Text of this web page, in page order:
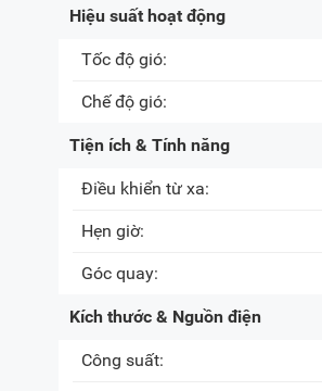
Hiệu suất hoạt động
Tốc độ gió:
Chế độ gió:
Tiện ích & Tính năng
Điều khiển từ xa:
Hẹn giờ:
Góc quay:
Kích thước & Nguồn điện
Công suất: